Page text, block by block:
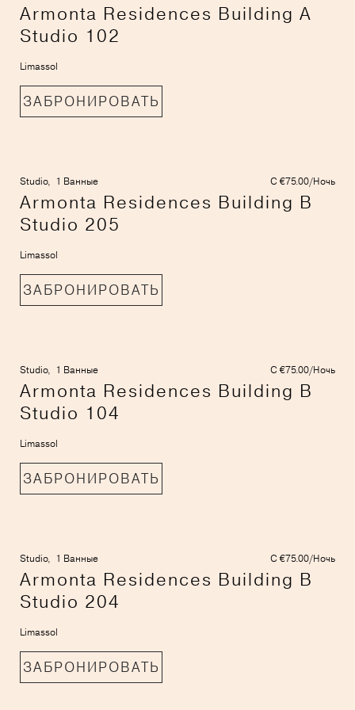
Armonta Residences Building A
Studio 102
Limassol
ЗАБРОНИРОВАТЬ
Studio, 1 Ванные С €75.00/Ночь
Armonta Residences Building B
Studio 205
Limassol
ЗАБРОНИРОВАТЬ
Studio, 1 Ванные С €75.00/Ночь
Armonta Residences Building B
Studio 104
Limassol
ЗАБРОНИРОВАТЬ
Studio, 1 Ванные С €75.00/Ночь
Armonta Residences Building B
Studio 204
Limassol
ЗАБРОНИРОВАТЬ